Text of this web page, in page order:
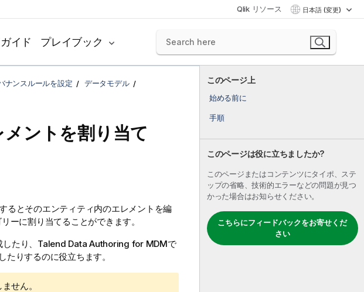
Qlik リソース 日本語 (変更)
イド プレイブック
このページ上
始める前に
手順
このページは役に立ちましたか?
このページまたはコンテンツにタイポ、ステ
ップの省略、技術的エラーなどの問題が見つ
かった場合はお知らせください。
こちらにフィードバックをお寄せくだ
さい
ナンスルールを設定
データモデル
ントを割り当て
るとそのエンティティ内のエレメントを編
ーに割り当てることができます。
たり、 Talend Data Authoring for MDMで
りするのに役立ちます。
せん。